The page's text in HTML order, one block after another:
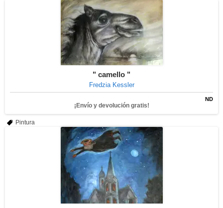
" camello "
Fredzia Kessler
ND
¡Envío y devolución gratis!
Pintura